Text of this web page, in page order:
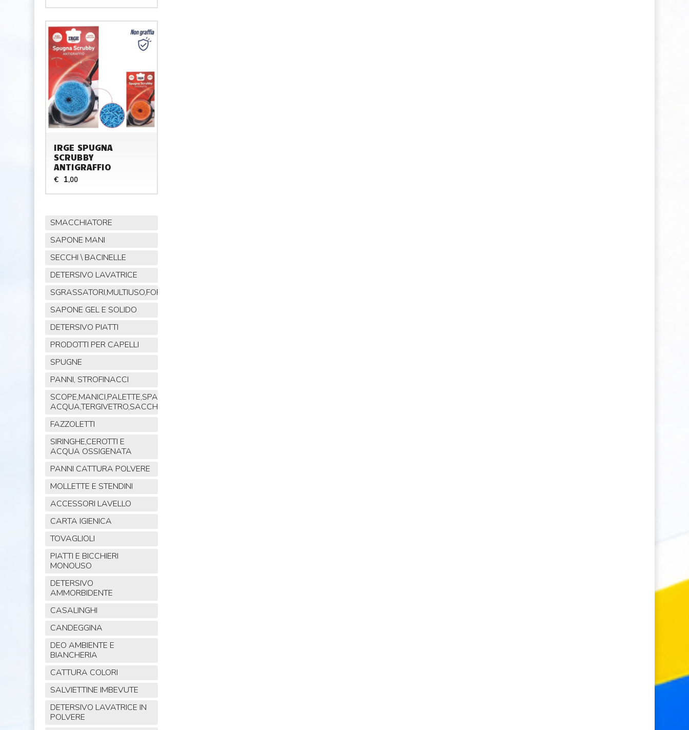
IRGE SPUGNA
SCRUBBY
ANTIGRAFFIO
€ 1,00
SMACCHIATORE
SAPONE MANI
SECCHI \ BACINELLE
DETERSIVO LAVATRICE
SGRASSATORI,MULTIUSO,FORNO,POLVERE,VETRI,AMMONIACA
SAPONE GEL E SOLIDO
DETERSIVO PIATTI
PRODOTTI PER CAPELLI
SPUGNE
PANNI, STROFINACCI
SCOPE,MANICI,PALETTE,SPAZZOLE,TIRA
ACQUA,TERGIVETRO,SACCHI,MOP
FAZZOLETTI
SIRINGHE,CEROTTI E
ACQUA OSSIGENATA
PANNI CATTURA POLVERE
MOLLETTE E STENDINI
ACCESSORI LAVELLO
CARTA IGIENICA
TOVAGLIOLI
PIATTI E BICCHIERI
MONOUSO
DETERSIVO
AMMORBIDENTE
CASALINGHI
CANDEGGINA
DEO AMBIENTE E
BIANCHERIA
CATTURA COLORI
SALVIETTINE IMBEVUTE
DETERSIVO LAVATRICE IN
POLVERE